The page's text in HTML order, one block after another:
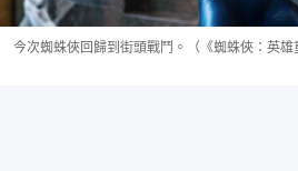
今次蜘蛛俠回歸到街頭戰鬥。（《蜘蛛俠：英雄